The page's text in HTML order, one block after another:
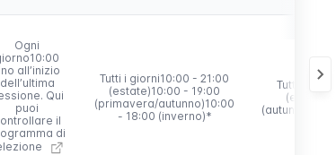
Ogni
all’inizio
dell’ultima
Qui
puoi
il
di
Tutti i giorni10:00 - 21:00
(estate)10:00 - 19:00
(primavera/autunno)10:00
- 18:00 (inverno)*
Tutti i
(autunno/